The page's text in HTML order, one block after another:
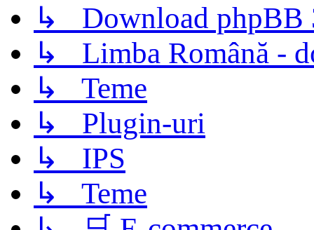
↳ Download phpBB
↳ Limba Română -
↳ Teme
↳ Plugin-uri
↳ IPS
↳ Teme